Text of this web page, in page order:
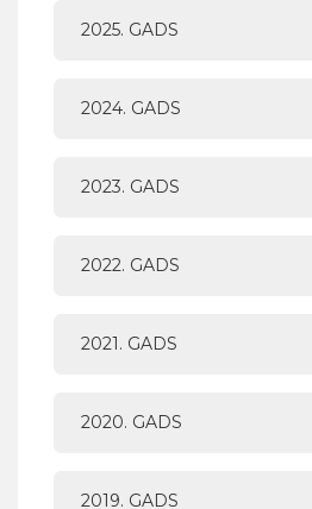
2025. GADS
2024. GADS
2023. GADS
2022. GADS
2021. GADS
2020. GADS
2019. GADS